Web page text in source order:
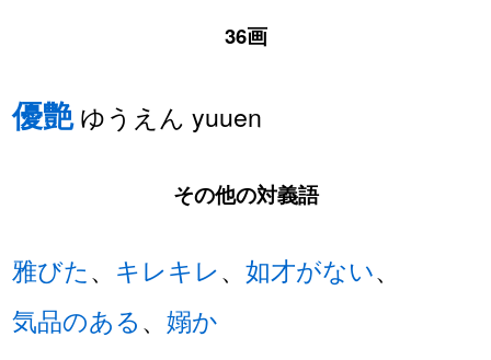
36画
優艶ゆうえん yuuen
その他の対義語
雅びた、 キレキレ、如才がない、
気品のある、嫋か